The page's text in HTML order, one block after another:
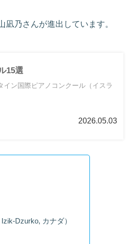
凪乃さんが進出しています。
15選
ン国際ピアノコンクール（イスラ
2026.05.03
Dzurko, カナダ）